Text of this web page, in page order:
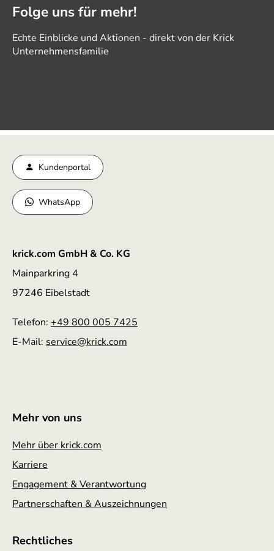
Folge uns für mehr!
Echte Einblicke und Aktionen - direkt von der Krick
Unternehmensfamilie
Kundenportal
WhatsApp
krick.com GmbH & Co. KG
Mainparkring 4
97246 Eibelstadt
Telefon: +49 800 005 7425
E-Mail: service@krick.com
Mehr von uns
Mehr über krick.com
Karriere
Engagement & Verantwortung
Partnerschaften & Auszeichnungen
Rechtliches